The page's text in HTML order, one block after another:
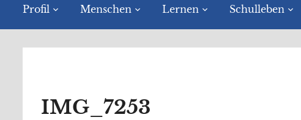
Profil Menschen Lernen Schulleben
IMG_7253